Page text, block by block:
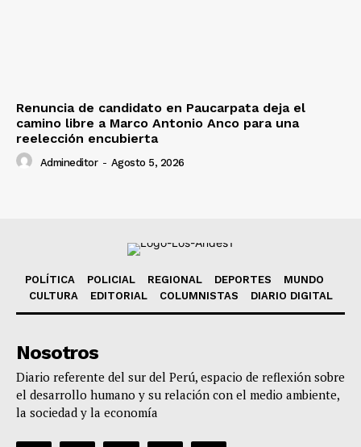
Renuncia de candidato en Paucarpata deja el
camino libre a Marco Antonio Anco para una
reelección encubierta
Admineditor - Agosto 5, 2026
POLÍTICA POLICIAL REGIONAL DEPORTES
MUNDO
CULTURA
EDITORIAL COLUMNISTAS DIARIO DIGITAL
Nosotros
Diario referente del sur del Perú, espacio de reflexión sobre
el desarrollo humano y su relación con el medio ambiente,
la sociedad y la economía